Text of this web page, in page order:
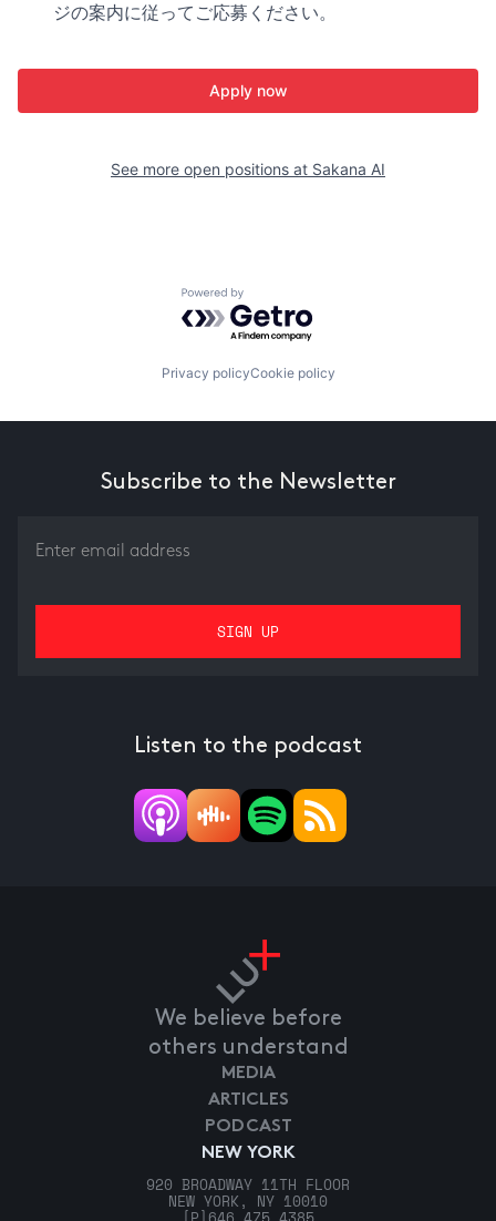
ジの案内に従ってご応募ください。
Apply now
See more open positions at Sakana AI
Powered by Getro.com
Privacy policyCookie policy
Subscribe to the Newsletter
Listen to the podcast
We believe before
others understand
NEW YORK
920 BROADWAY 11TH FLOOR
NEW YORK, NY 10010
MEDIA
ARTICLES
PODCAST